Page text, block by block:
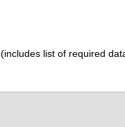
(includes list of required